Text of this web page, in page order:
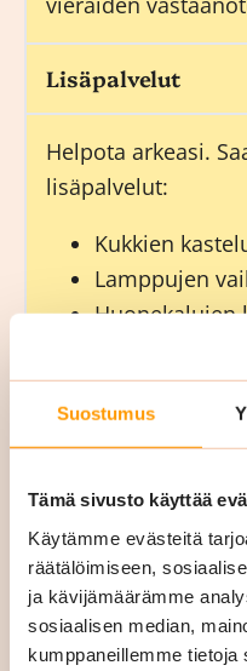
Suostumus
Tämä sivusto käyttää
Käytämme evästeitä
räätälöimiseen,
ja kävijämäärämme
sosiaalisen median,
kumppaneillemme tietoja
Lisäpalvelut
Helpota arkeasi.
lisäpalvelut:
Kukkien
Lamppujen
Huonekalujen
Hygienia- ja
Päivystyssiivous
Siskon Siivouksen
yrityksiä
siivoustarpeissa
tehokkaasti, soita